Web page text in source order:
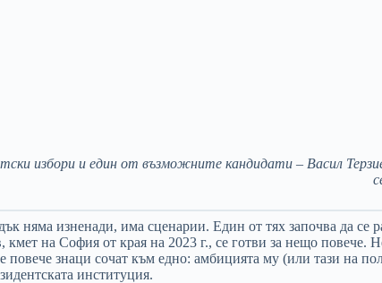
избори и един от възможните кандидати – Васил
няма изненади, има сценарии. Един от тях започва да се
на София от края на 2023 г., се готви за нещо повече.
знаци сочат към едно: амбицията му (или тази на
институция.